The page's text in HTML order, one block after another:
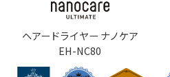
ヘアードライヤー ナノケア
EH-NC80